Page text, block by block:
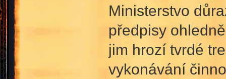
Ministerstvo
předpisy
jim hrozí tvrdé
vykonávání